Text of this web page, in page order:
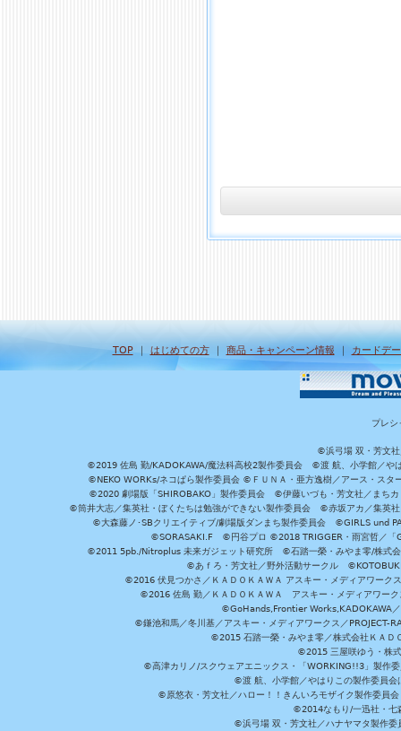
TOP｜ はじめての方｜ 商品・キャンペーン情報 ｜ カードデ
プレシ
©浜弓場 双・芳文社
©2019 佐島 勤/KADOKAWA/魔法科高校2製作委員会 ©渡 航、小学館／や
©NEKO WORKs/ネコぱら製作委員会 ©ＦＵＮＡ・亜方逸樹／アース・ス
©2020 劇場版「SHIROBAKO」製作委員会 ©伊藤いづも・芳文社／まち
©筒井大志／集英社・ぼくたちは勉強ができない製作委員会 ©赤坂アカ／集英
©大森藤ノ･SBクリエイティブ/劇場版ダンまち製作委員会 ©GIRLS und
©SORASAKI.F ©円谷プロ ©2018 TRIGGER・雨宮哲／
©2011 5pb./Nitroplus 未来ガジェット研究所 ©石踏一榮・みやま零/株式
©あｆろ・芳文社／野外活動サークル
©2016 伏見つかさ／ＫＡＤＯＫＡＷＡ アスキー・メディアワー
©2016 佐島 勤／ＫＡＤＯＫＡＷＡ アスキー・メディアワ
©GoHands,Frontier Works,KADOKAWA
©鎌池和馬／冬川基／アスキー・メディアワークス／
©2015 石踏一榮・みやま零／株式会社ＫＡＤ
©2015 三屋咲ゆう・株
©高津カリノ/スクウェアエニックス・「WORKING!!3」製作
©渡 航、小学館／やはりこの製作委員
©原悠衣・芳文社／ハロー！！きんいろモザイク製作委員
©2014なもり/一迅社・
©浜弓場 双・芳文社／ハナヤマタ製作